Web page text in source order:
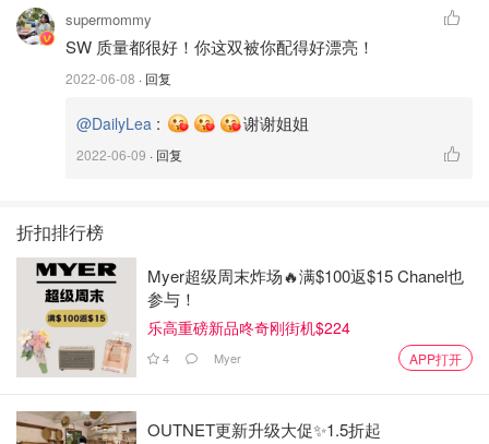
还有一双及膝弹力细跟靴，修饰腿型瘦腿效果太棒，优雅性
supermommy
SW 质量都很好！你这双被你配得好漂亮！
2022-06-08 · 回复
@DailyLea : 谢谢姐姐
2022-06-09 · 回复
折扣排行榜
Myer超级周末炸场🔥满$100返$15 Chanel也
参与！
乐高重磅新品咚奇刚街机$224
4 Myer APP打开
OUTNET更新升级大促✨1.5折起